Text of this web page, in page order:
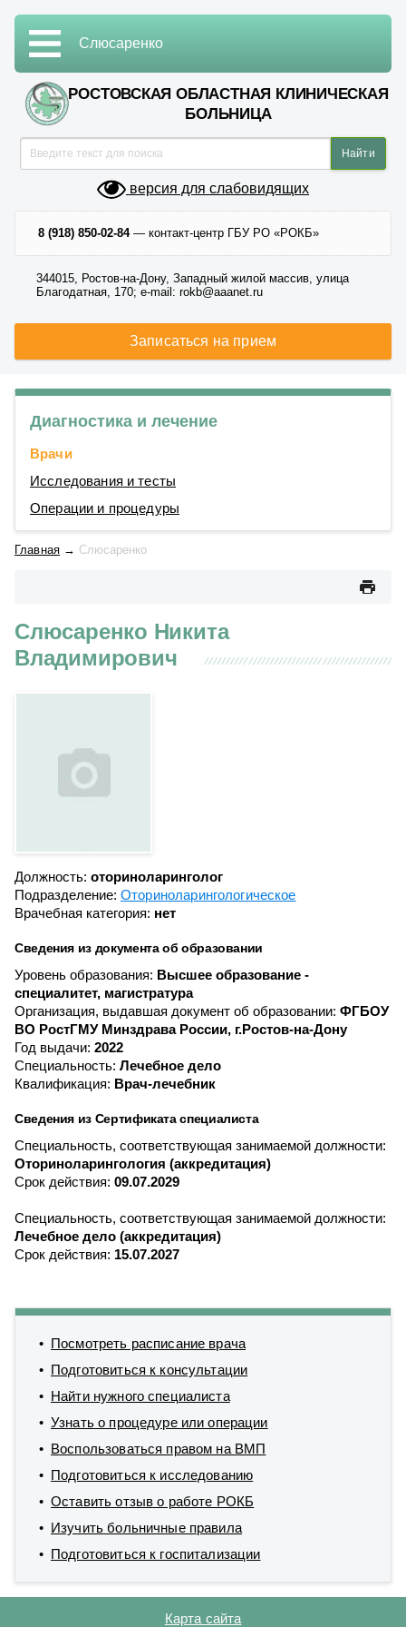
РОСТОВСКАЯ ОБЛАСТНАЯ КЛИНИЧЕСКАЯ
БОЛЬНИЦА
версия для слабовидящих
8 (918) 850-02-84— контакт-центр ГБУ РО «РОКБ»
344015, Ростов-на-Дону, Западный жилой массив, улица
Благодатная, 170; e-mail: rokb@aaanet.ru
Записаться на прием
Слюсаренко
Диагностика и лечение
Врачи
Исследования и тесты
Операции и процедуры
Главная → Слюсаренко
Слюсаренко Никита
Владимирович
Должность: оториноларинголог
Подразделение: Оториноларингологическое
Врачебная категория: нет
Сведения из документа об образовании
Уровень образования: Высшее образование -
специалитет, магистратура
Организация, выдавшая документ об образовании: ФГБОУ
ВО РостГМУ Минздрава России, г.Ростов-на-Дону
Год выдачи: 2022
Специальность: Лечебное дело
Квалификация: Врач-лечебник
Сведения из Сертификата специалиста
Специальность, соответствующая занимаемой должности:
Оториноларингология (аккредитация)
Срок действия: 09.07.2029
Специальность, соответствующая занимаемой должности:
Лечебное дело (аккредитация)
Срок действия: 15.07.2027
Посмотреть расписание врача
Подготовиться к консультации
Найти нужного специалиста
Узнать о процедуре или операции
Воспользоваться правом на ВМП
Подготовиться к исследованию
Оставить отзыв о работе РОКБ
Изучить больничные правила
Подготовиться к госпитализации
Карта сайта